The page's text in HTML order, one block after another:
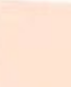
ของการเดินทาง